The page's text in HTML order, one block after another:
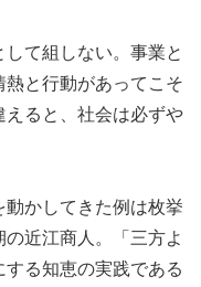
て組しない。事業と
と行動があってこそ
えると、社会は必ずや
かしてきた例は枚挙
近江商人。「三方よ
る知恵の実践である